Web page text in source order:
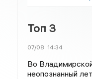
Топ 3
07/08 14:34
Во
неопознанный